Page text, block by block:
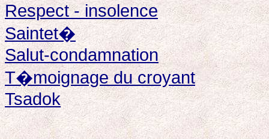
Respect - insolence
Saintet�
Salut-condamnation
T�moignage du croyant
Tsadok